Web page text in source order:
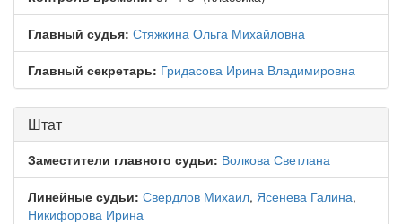
Главный судья: Стяжкина Ольга Михайловна
Главный секретарь: Гридасова Ирина Владимировна
Штат
Заместители главного судьи: Волкова Светлана
Линейные судьи: Свердлов Михаил, Ясенева Галина,
Никифорова Ирина